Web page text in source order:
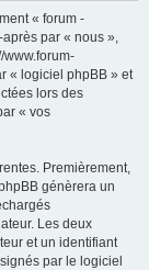
« forum -
par « nous »,
www.forum-
« logiciel phpBB » et
lors des
« vos
Premièrement,
génèrera un
Les deux
et un identifiant
par le logiciel